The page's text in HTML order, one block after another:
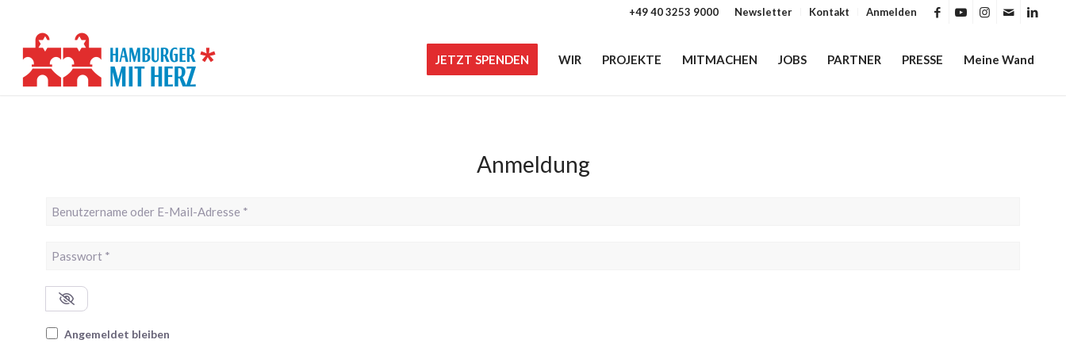
Newsletter Kontakt Anmelden
+49 40 3253 9000
JETZT SPENDEN WIR PROJEKTE MITMACHEN JOBS PARTNER PRESSE Meine Wand
Anmeldung
Benutzername oder E-Mail-Adresse
Passwort *
Angemeldet bleiben